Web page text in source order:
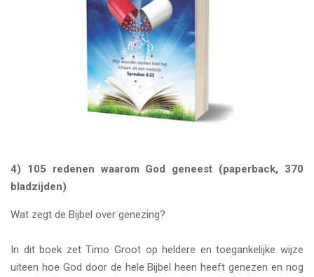
4) 105 redenen waarom God geneest (paperback, 370
bladzijden)
Wat zegt de Bijbel over genezing?
In dit boek zet Timo Groot op heldere en toegankelijke wijze
uiteen hoe God door de hele Bijbel heen heeft genezen en nog